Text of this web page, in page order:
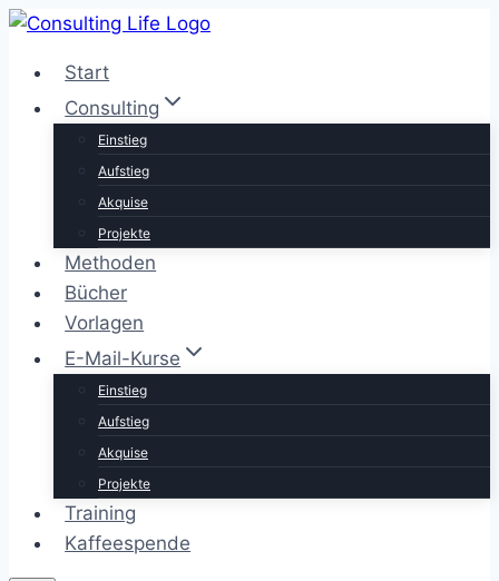
Zum
springenStart
Consulting
Einstieg
Aufstieg
Akquise
Projekte
Methoden
Bücher
Vorlagen
E-Mail-Kurse
Einstieg
Aufstieg
Akquise
Projekte
Training
Kaffeespende